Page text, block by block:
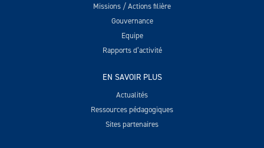
Missions / Actions filière
Gouvernance
Equipe
Rapports d’activité
EN SAVOIR PLUS
Actualités
Ressources pédagogiques
Sites partenaires